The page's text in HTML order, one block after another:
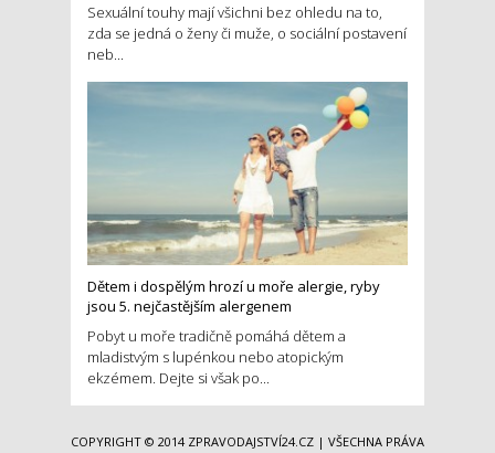
Sexuální touhy mají všichni bez ohledu na to,
zda se jedná o ženy či muže, o sociální postavení
neb...
Dětem i dospělým hrozí u moře alergie, ryby
jsou 5. nejčastějším alergenem
Pobyt u moře tradičně pomáhá dětem a
mladistvým s lupénkou nebo atopickým
ekzémem. Dejte si však po...
COPYRIGHT © 2014 ZPRAVODAJSTVÍ24.CZ | VŠECHNA PRÁVA